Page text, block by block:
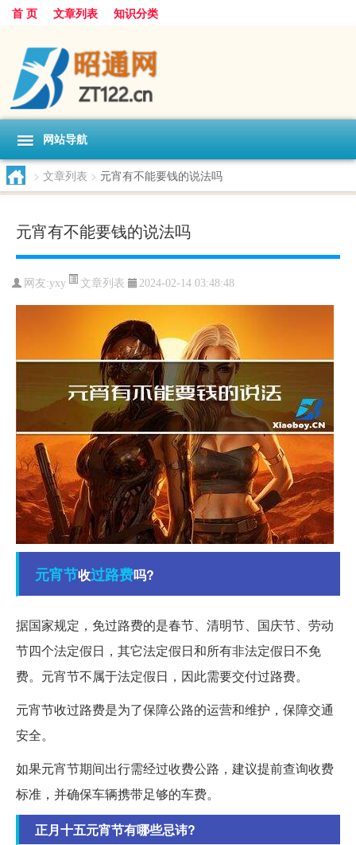
首 页 文章列表 知识分类
网站导航
> 文章列表 > 元宵有不能要钱的说法吗
元宵有不能要钱的说法吗
网友:yxy 文章列表 2024-02-14 03:48:48
元宵节收过路费吗?
据国家规定，免过路费的是春节、清明节、国庆节、劳动
节四个法定假日，其它法定假日和所有非法定假日不免
费。元宵节不属于法定假日，因此需要交付过路费。
元宵节收过路费是为了保障公路的运营和维护，保障交通
安全。
如果元宵节期间出行需经过收费公路，建议提前查询收费
标准，并确保车辆携带足够的车费。
正月十五元宵节有哪些忌讳?